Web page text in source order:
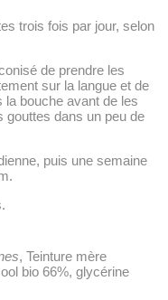
trois fois par jour, selon
de prendre les
sur la langue et de
la bouche avant de les
gouttes dans un peu de
puis une semaine
, Teinture mère
bio 66%, glycérine